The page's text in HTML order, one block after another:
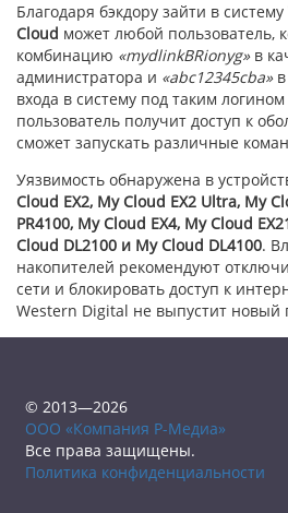
Благодаря бэкдору зайти в систему
Cloud может любой пользователь,
комбинацию «mydlinkBRionyg»в
администратора и «abc12345cba»в
входа в систему под таким
пользователь получит доступ к
сможет запускать различные
Уязвимость обнаружена в
Cloud EX2, My Cloud EX2 Ultra, My
PR4100, My Cloud EX4, My Cloud
Cloud DL2100 и My Cloud DL4100.
накопителей рекомендуют
сети и блокировать доступ к
Western Digital не выпустит новый
© 2013—2026
ООО «Компания Р-Медиа»
Все права защищены.
Политика конфиденциальности